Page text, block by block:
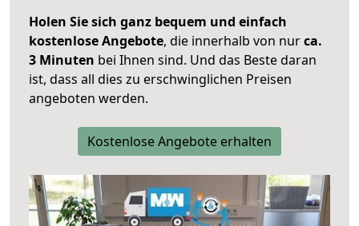
Holen Sie sich ganz bequem und einfach
kostenlose Angebote, die innerhalb von nurca.
3 Minuten bei Ihnen sind. Und das Beste daran
ist, dass all dies zu erschwinglichen Preisen
angeboten werden.
Kostenlose Angebote erhalten